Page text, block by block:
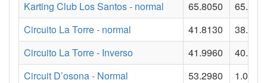
Karting Club Los Santos - normal
65.8050
Circuito La Torre - normal
41.8130
Circuito La Torre - Inverso
41.9960
Circuit D’osona - Normal
53.2980
1.0000